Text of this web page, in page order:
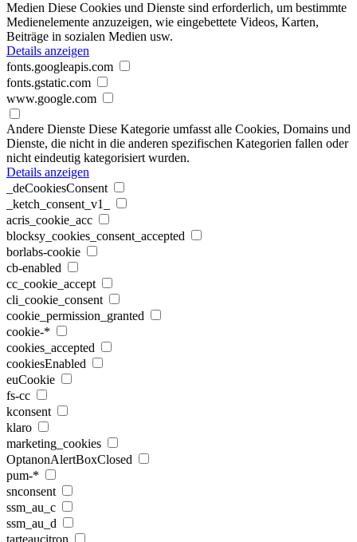
Medien Diese Cookies und Dienste sind erforderlich, um bestimmte
Medienelemente anzuzeigen, wie eingebettete Videos, Karten,
Beiträge in sozialen Medien usw.
Details anzeigen
fonts.googleapis.com
fonts.gstatic.com
www.google.com
Andere Dienste Diese Kategorie umfasst alle Cookies, Domains und
Dienste, die nicht in die anderen spezifischen Kategorien fallen oder
nicht eindeutig kategorisiert wurden.
Details anzeigen
_deCookiesConsent
_ketch_consent_v1_
acris_cookie_acc
blocksy_cookies_consent_accepted
borlabs-cookie
cb-enabled
cc_cookie_accept
cli_cookie_consent
cookie_permission_granted
cookie-*
cookies_accepted
cookiesEnabled
euCookie
fs-cc
kconsent
klaro
marketing_cookies
OptanonAlertBoxClosed
pum-*
snconsent
ssm_au_c
ssm_au_d